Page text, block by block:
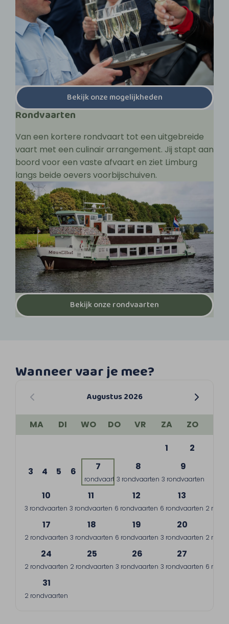
Bekijk onze mogelijkheden
Rondvaarten
Van een kortere rondvaart tot een uitgebreide
vaart met een culinair arrangement. Jij stapt aan
boord voor een vaste afvaart en ziet Limburg
langs beide oevers voorbijschuiven.
Bekijk onze rondvaarten
Wanneer vaar je mee?
Augustus 2026
MA DI WO DO VR ZA
ZO
1
2
3 4 5 6 7
1 rondvaart
8
3 rondvaarten
9
3 rondvaarten
10
3 rondvaarten
11
3 rondvaarten
12
6 rondvaarten
13
6 rondvaarten 2
17
2 rondvaarten
18
3 rondvaarten
19
6 rondvaarten
20
3 rondvaarten 2
24
2 rondvaarten
25
2 rondvaarten
26
3 rondvaarten
27
3 rondvaarten 6
31
2 rondvaarten